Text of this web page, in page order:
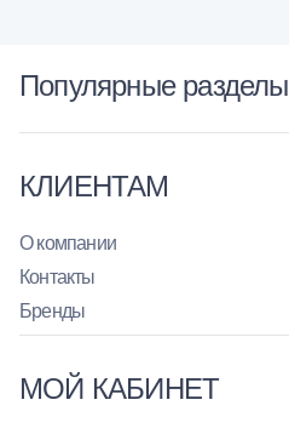
Популярные разделы
КЛИЕНТАМ
О компании
Контакты
Бренды
МОЙ КАБИНЕТ